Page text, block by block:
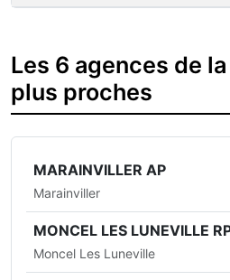
Les 6 agences de
plus proches
MARAINVILLER AP
Marainviller
MONCEL LES LUNEVILLE
Moncel Les Luneville